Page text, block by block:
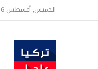
الخميس, أغسطس 6 2026